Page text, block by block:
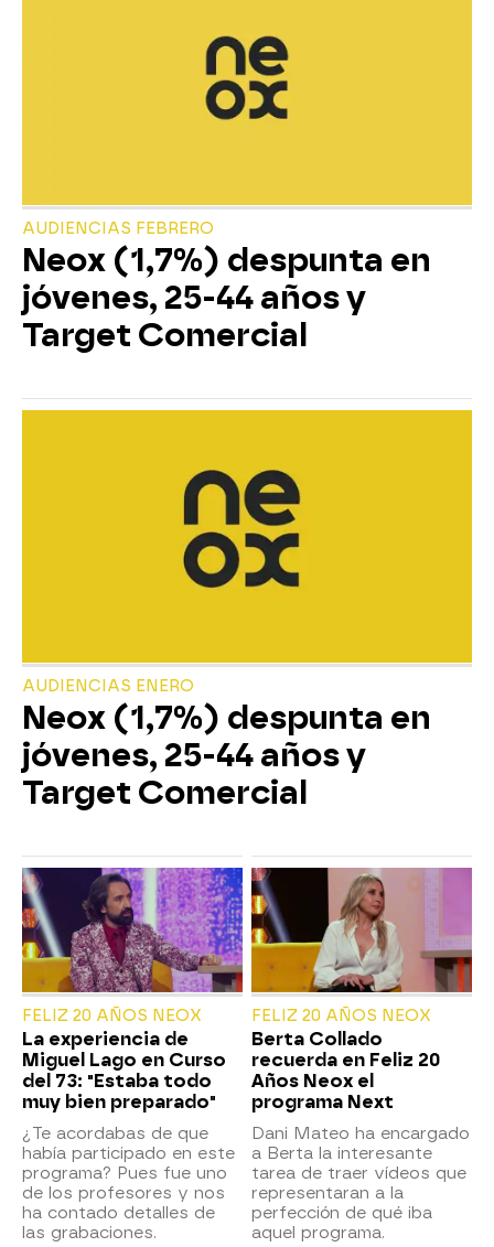
AUDIENCIAS FEBRERO
Neox (1,7%) despunta en
jóvenes, 25-44 años y
Target Comercial
AUDIENCIAS ENERO
Neox (1,7%) despunta en
jóvenes, 25-44 años y
Target Comercial
FELIZ 20 AÑOS NEOX
La experiencia de
Miguel Lago en Curso
del 73: "Estaba todo
muy bien preparado"
¿Te acordabas de que
había participado en este
programa? Pues fue uno
de los profesores y nos
ha contado detalles de
las grabaciones.
FELIZ 20 AÑOS NEOX
Berta Collado
recuerda en Feliz 20
Años Neox el
programa Next
Dani Mateo ha encargado
a Berta la interesante
tarea de traer vídeos que
representaran a la
perfección de qué iba
aquel programa.